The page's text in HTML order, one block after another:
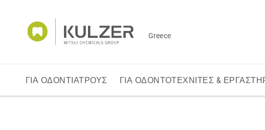
Greece
ΓΙΑ ΟΔΟΝΤΙΑΤΡΟΥΣ ΓΙΑ ΟΔΟΝΤΟΤΕΧΝΙΤΕΣ &